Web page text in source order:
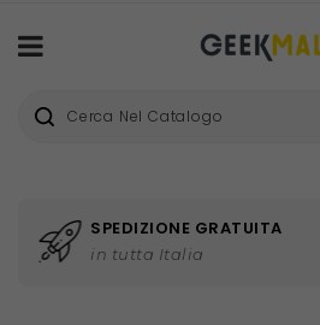
SPEDIZIONE GRATUITA
in tutta Italia